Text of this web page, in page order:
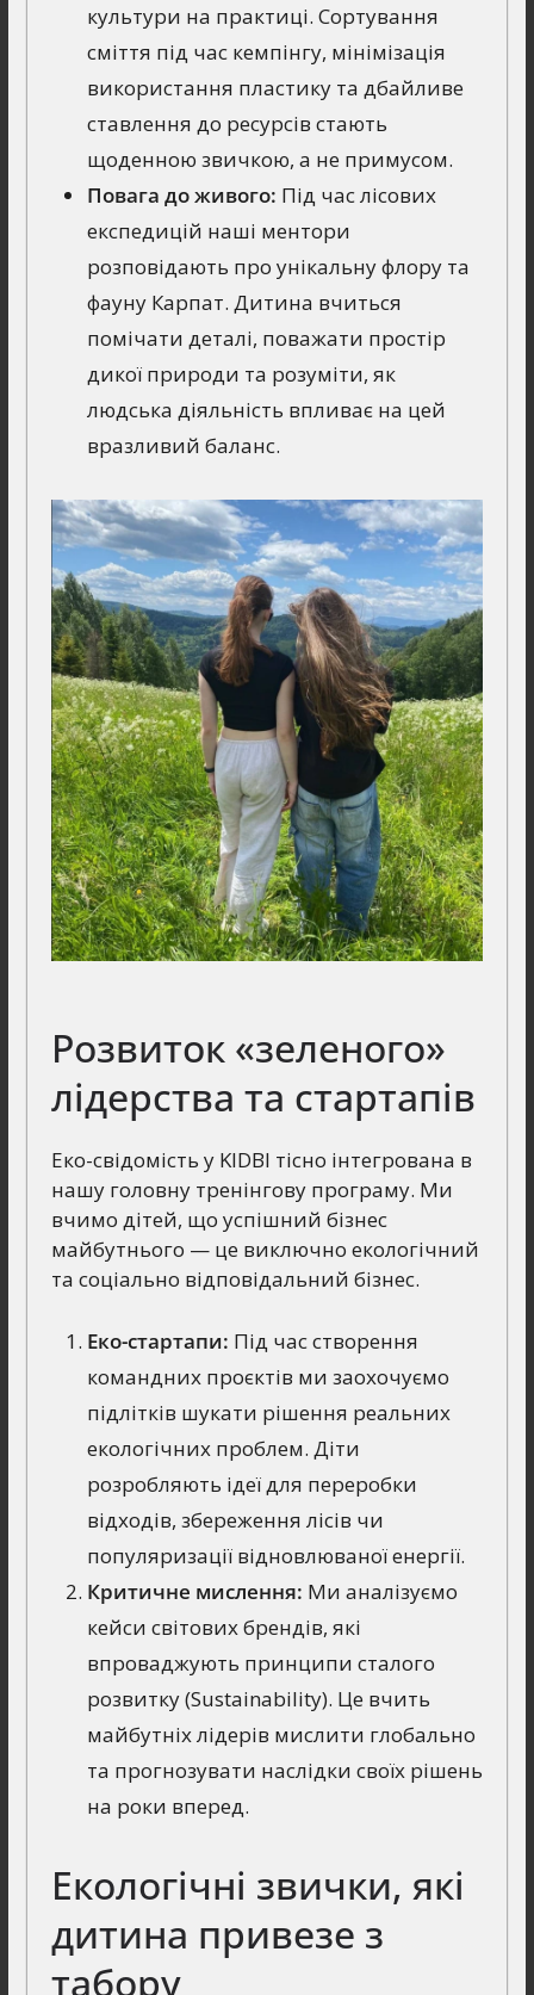
культури на практиці. Сортування
сміття під час кемпінгу, мінімізація
використання пластику та дбайливе
ставлення до ресурсів стають
щоденною звичкою, а не примусом.
Повага до живого: Під час лісових
експедицій наші ментори
розповідають про унікальну флору та
фауну Карпат. Дитина вчиться
помічати деталі, поважати простір
дикої природи та розуміти, як
людська діяльність впливає на цей
вразливий баланс.
Розвиток «зеленого»
лідерства та стартапів
Еко-свідомість у KIDBI тісно інтегрована в
нашу головну тренінгову програму. Ми
вчимо дітей, що успішний бізнес
майбутнього — це виключно екологічний
та соціально відповідальний бізнес.
Еко-стартапи: Під час створення
командних проєктів ми заохочуємо
підлітків шукати рішення реальних
екологічних проблем. Діти
розробляють ідеї для переробки
відходів, збереження лісів чи
популяризації відновлюваної енергії.
Критичне мислення: Ми аналізуємо
кейси світових брендів, які
впроваджують принципи сталого
розвитку (Sustainability). Це вчить
майбутніх лідерів мислити глобально
та прогнозувати наслідки своїх рішень
на роки вперед.
Екологічні звички, які
дитина привезе з
табору